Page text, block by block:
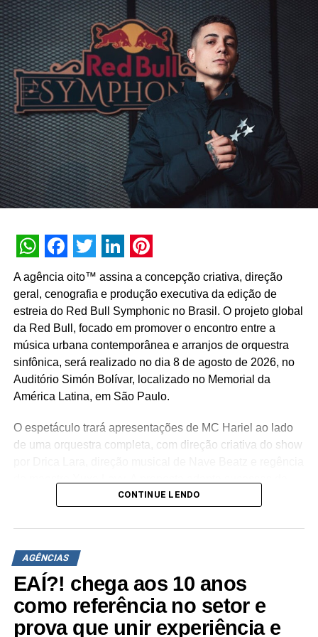
da marca”, diz Ti Bernardes, diretor-geral da agência
MAK.
TÓPICOS RELACIONADOS: DESTAQUE
A SEGUIR
Studio Panda assina cenografia do Parque Villa
Olímpica
NÃO PERCA
Pelo quarto ano consecutivo, Mark Up se une ao
Pacto Global da ONU
WhatsApp
Facebook
Twitter
LinkedIn
Pinterest
A agência oito™ assina a concepção criativa, direção
geral, cenografia e produção executiva da edição de
estreia do Red Bull Symphonic no Brasil. O projeto global
da Red Bull, focado em promover o encontro entre a
música urbana contemporânea e arranjos de orquestra
sinfônica, será realizado no dia 8 de agosto de 2026, no
Auditório Simón Bolívar, localizado no Memorial da
América Latina, em São Paulo.
O espetáculo trará apresentações de MC Hariel ao lado
de uma orquestra completa, com direção criativa do show
trajetória do artista paulista para arranjos orquestrais
um palco desenhado especialmente para a ocasião por
Drica Lara, sistema de iluminação cênica, sonorização de
alta fidelidade e painéis de LED direcionados ao
alinhamento audiovisual. A narrativa imersiva estende a
experiência do público desde a recepção no espaço até o
CONTINUE LENDO
AGÊNCIAS
EAÍ?! chega aos 10 anos
como referência no setor e
prova que unir experiência e